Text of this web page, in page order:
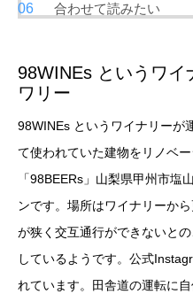
合わせて読みたい
98WINEs というワ
ワリー
98WINEs というワイナリーが
て使われていた建物をリノベ
「98BEERs」山梨県甲州市
ンです。場所はワイナリーか
が狭く交互通行ができないと
しているようです。公式
れています。田舎道の運転に